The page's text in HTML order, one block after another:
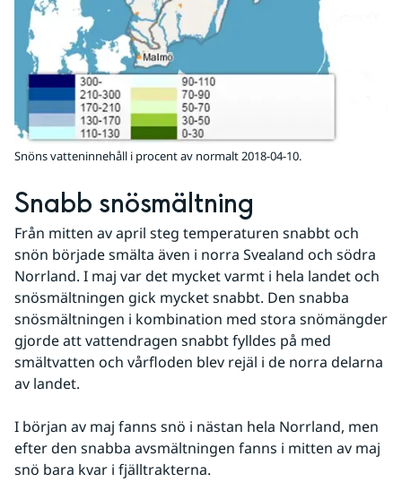
Snöns vatteninnehåll i procent av normalt 2018-04-10.
Snabb snösmältning
Från mitten av april steg temperaturen snabbt och
snön började smälta även i norra Svealand och södra
Norrland. I maj var det mycket varmt i hela landet och
snösmältningen gick mycket snabbt. Den snabba
snösmältningen i kombination med stora snömängder
gjorde att vattendragen snabbt fylldes på med
smältvatten och vårfloden blev rejäl i de norra delarna
av landet.
I början av maj fanns snö i nästan hela Norrland, men
efter den snabba avsmältningen fanns i mitten av maj
snö bara kvar i fjälltrakterna.